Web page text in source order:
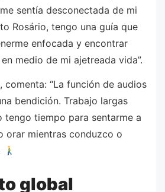
sentía desconectada de mi
Rosário, tengo una guía que
enfocada y encontrar
medio de mi ajetreada vida”.
comenta: “La función de audios
bendición. Trabajo largas
tengo tiempo para sentarme a
orar mientras conduzco o
global